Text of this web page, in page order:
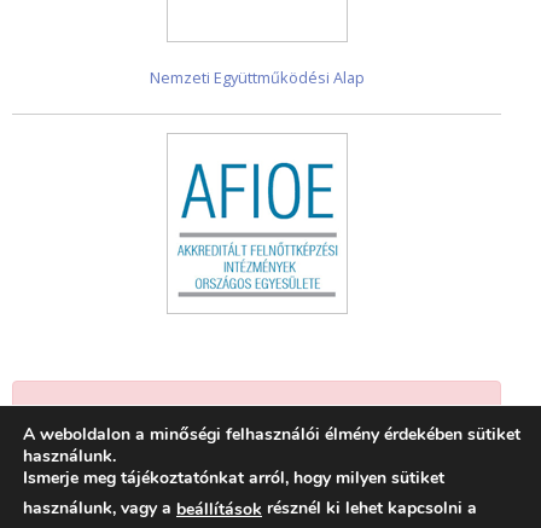
Nemzeti Együttműködési Alap
Jelenleg nincsenek események.
A weboldalon a minőségi felhasználói élmény érdekében sütiket
használunk.
Ismerje meg tájékoztatónkat arról, hogy milyen sütiket
használunk, vagy a beállítások résznél ki lehet kapcsolni a